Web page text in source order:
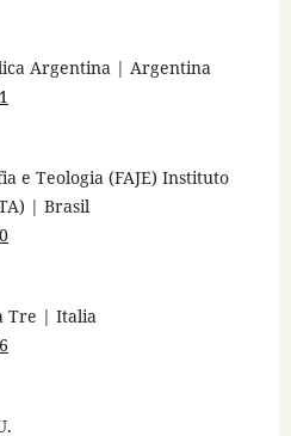
Argentina | Argentina
e Teologia (FAJE) Instituto
| Brasil
Tre | Italia